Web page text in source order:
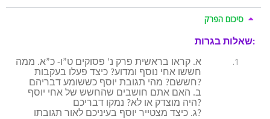
סיכום הפרק
שאלות בגרות:
א. קראו בראשית פרק נ’ פסוקים ט”ו- כ”א. ממה
חששו אחי נוסף ומדוע? כיצד פעלו בעקבות
חששם? מהי תגובת יוסף כששומע דבריהם?
ב. האם אתם חושבים שהחשש של אחי יוסף
היה מוצדק או לא? נמקו דבריכם?
ג. כיצד מצטייר יוסף בעיניכם לאור תגובתו?